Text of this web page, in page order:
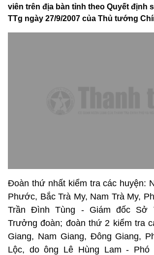
viên trên địa bàn tỉnh theo Quyết định
TTg ngày 27/9/2007 của Thủ tướng
Đoàn thứ nhất kiểm tra các huyện:
Phước, Bắc Trà My, Nam Trà My,
Trần Đình Tùng - Giám đốc Sở
Trưởng đoàn; đoàn thứ 2 kiểm tra
Giang, Nam Giang, Đông Giang,
Lộc, do ông Lê Hùng Lam - Phó